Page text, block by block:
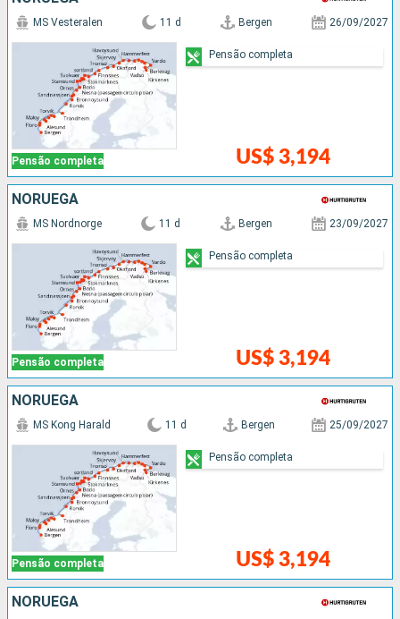
Pensão completa
MS Vesteralen 11 d Bergen 26/09/2027
US$ 3,194
Pensão completa
NORUEGA
Pensão completa
MS Nordnorge 11 d Bergen 23/09/2027
US$ 3,194
Pensão completa
NORUEGA
Pensão completa
MS Kong Harald 11 d Bergen 25/09/2027
US$ 3,194
Pensão completa
NORUEGA